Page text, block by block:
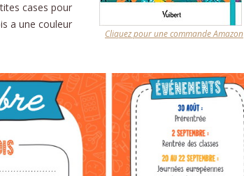
Cliquez pour une commande Amazon
cases pour
a une couleur